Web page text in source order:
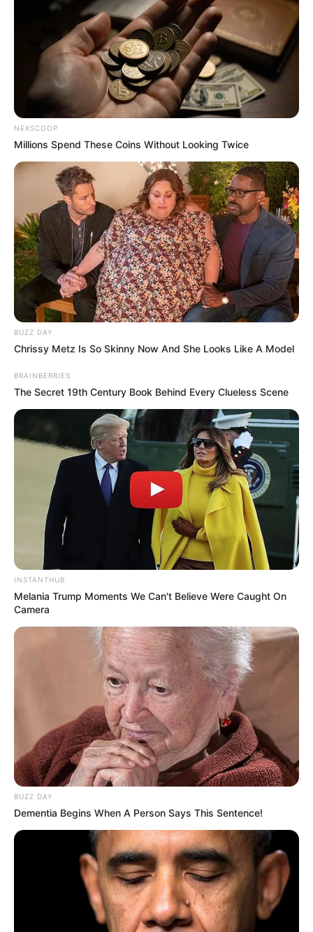
NEXSCOOP
Millions Spend These Coins Without Looking Twice
BUZZ DAY
Chrissy Metz Is So Skinny Now And She Looks Like A Model
BRAINBERRIES
The Secret 19th Century Book Behind Every Clueless Scene
INSTANTHUB
Melania Trump Moments We Can't Believe Were Caught On
Camera
BUZZ DAY
Dementia Begins When A Person Says This Sentence!